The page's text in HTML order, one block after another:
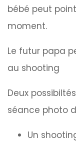
bébé peut
moment.
Le futur papa
au shooting
Deux
séance photo
Un